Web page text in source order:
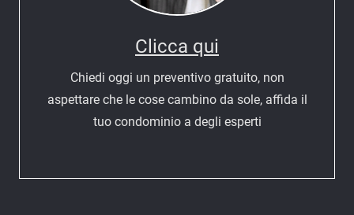
Clicca qui
Chiedi oggi un preventivo gratuito, non
aspettare che le cose cambino da sole, affida il
tuo condominio a degli esperti